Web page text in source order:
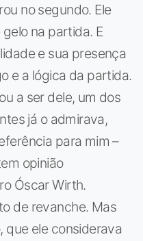
no segundo. Ele
na partida. E
e sua presença
e a lógica da partida.
a ser dele, um dos
já o admirava,
para mim –
opinião
Óscar Wirth.
de revanche. Mas
que ele considerava